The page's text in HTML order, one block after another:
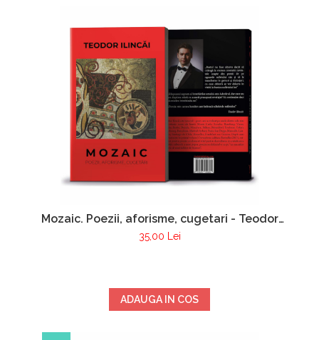
Mozaic. Poezii, aforisme, cugetari - Teodor
Ilincai
35,00 Lei
ADAUGA IN COS